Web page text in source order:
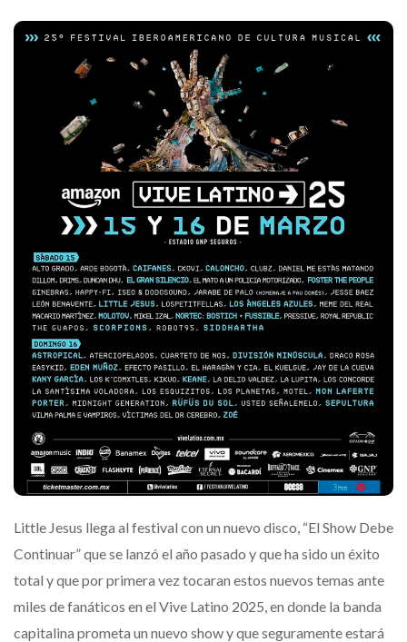
Little Jesus llega al festival con un nuevo disco, “El Show Debe
Continuar” que se lanzó el año pasado y que ha sido un éxito
total y que por primera vez tocaran estos nuevos temas ante
miles de fanáticos en el Vive Latino 2025, en donde la banda
capitalina prometa un nuevo show y que seguramente estará